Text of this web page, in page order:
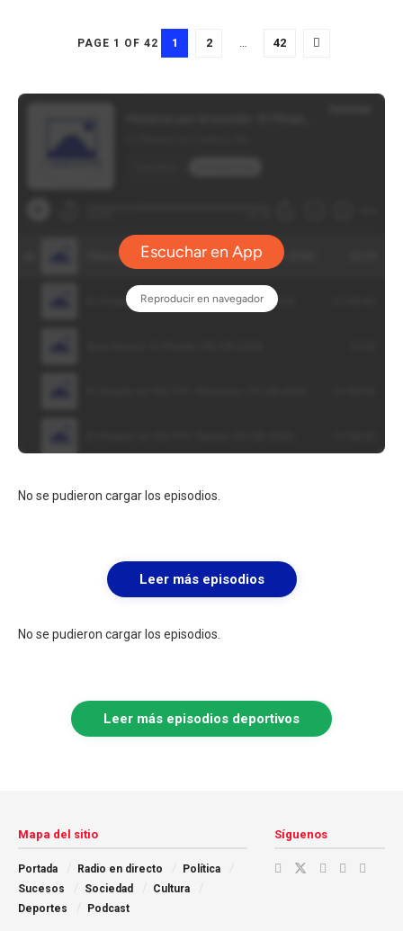
PAGE 1 OF 42 1 2 42
No se pudieron cargar los episodios.
Leer más episodios
No se pudieron cargar los episodios.
Leer más episodios deportivos
Mapa del sitio
Portada Radio en directo
Política
Sucesos
Sociedad
Cultura
Deportes
Podcast
Síguenos